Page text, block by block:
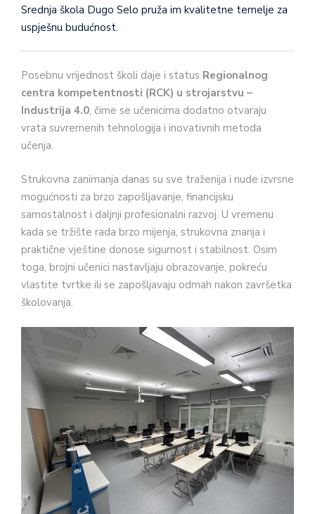
Srednja škola Dugo Selo pruža im kvalitetne temelje za
uspješnu budućnost.
Posebnu vrijednost školi daje i status Regionalnog
centra kompetentnosti (RCK) u strojarstvu –
Industrija 4.0, čime se učenicima dodatno otvaraju
vrata suvremenih tehnologija i inovativnih metoda
učenja.
Strukovna zanimanja danas su sve traženija i nude izvrsne
mogućnosti za brzo zapošljavanje, financijsku
samostalnost i daljnji profesionalni razvoj. U vremenu
kada se tržište rada brzo mijenja, strukovna znanja i
praktične vještine donose sigurnost i stabilnost. Osim
toga, brojni učenici nastavljaju obrazovanje, pokreću
vlastite tvrtke ili se zapošljavaju odmah nakon završetka
školovanja.